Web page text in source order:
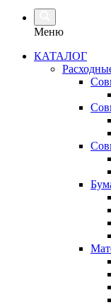
Меню
КАТАЛОГ